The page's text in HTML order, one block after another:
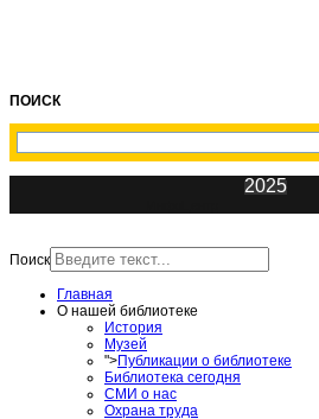
ПОИСК
2025
Поиск
Главная
О нашей библиотеке
История
Музей
">Публикации о библиотеке
Библиотека сегодня
СМИ о нас
Охрана труда